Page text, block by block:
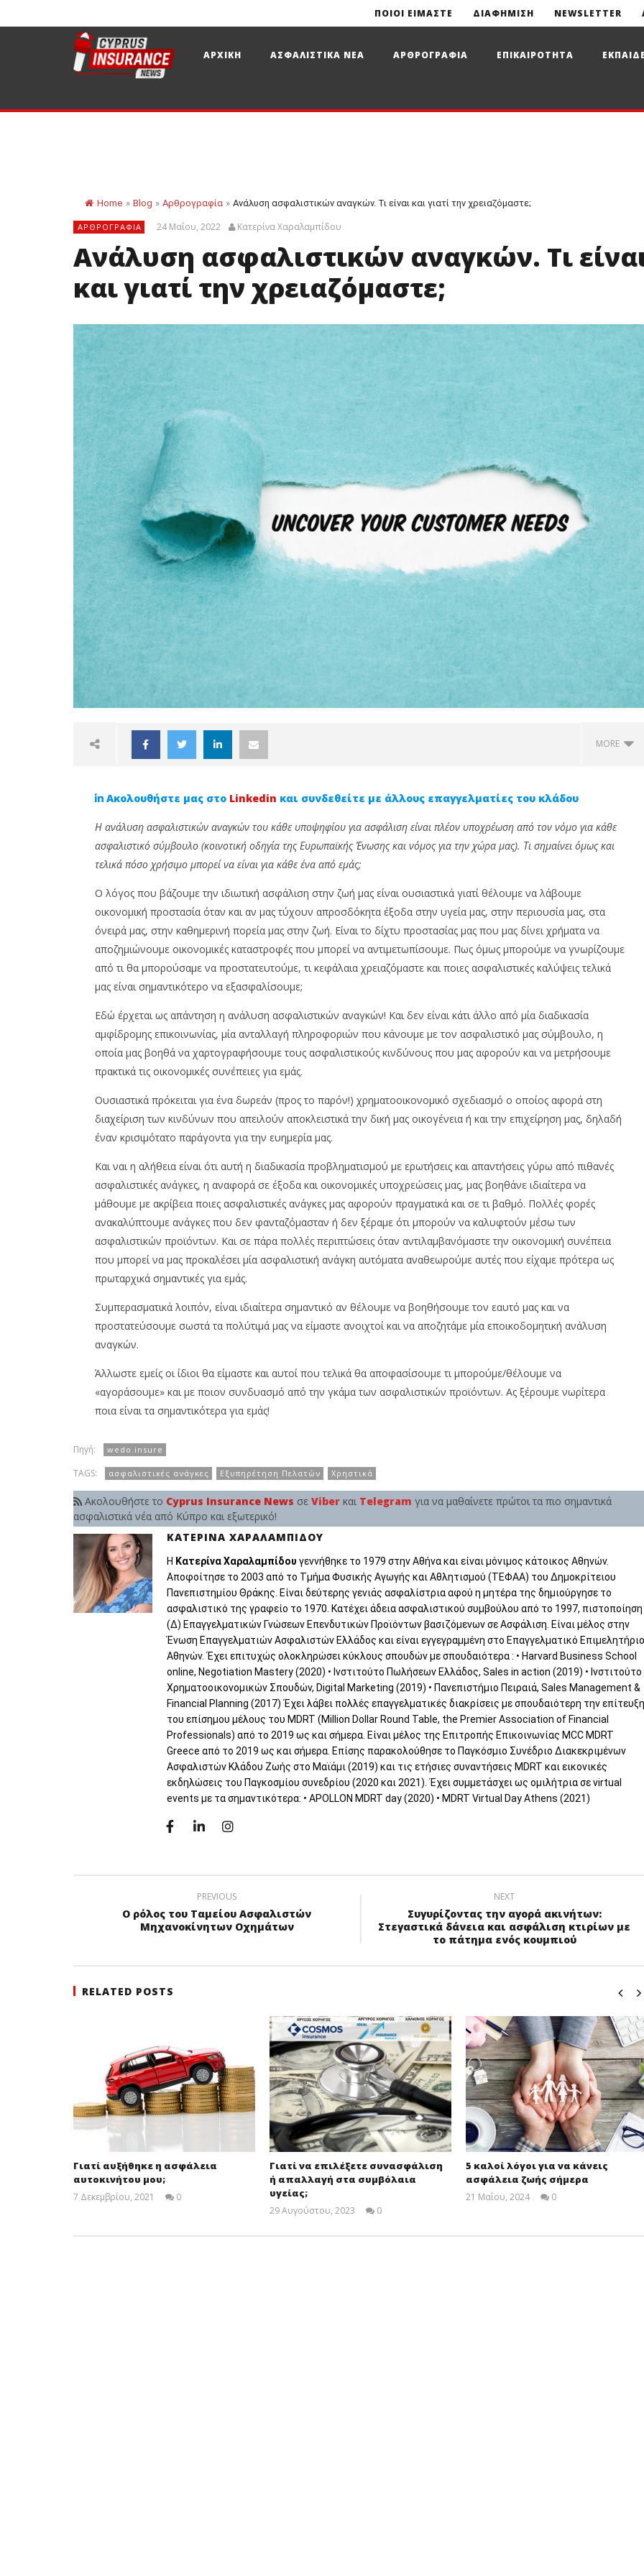
ΠΟΙΟΙ ΕΙΜΑΣΤΕ ΔΙΑΦΗΜΙΣΗ NEWSLETTER
ΑΡΧΙΚΗ ΑΣΦΑΛΙΣΤΙΚΑ ΝΕΑ ΑΡΘΡΟΓΡΑΦΙΑ ΕΠΙΚΑΙΡΟΤΗΤΑ
Home » Blog » Αρθρογραφία » Ανάλυση ασφαλιστικών αναγκών. Τι είναι και γιατί την χρειαζόμαστε;
ΑΡΘΡΟΓΡΑΦΊΑ 24 Μαΐου, 2022 Κατερίνα Χαραλαμπίδου
Ανάλυση ασφαλιστικών αναγκών. Τι
και γιατί την χρειαζόμαστε;
MORE
NOW VIEWING
Ανάλυση ασφαλιστικών
αναγκών. Τι είναι και γιατί την
χρειαζόμαστε;
24
Μαΐου,
2022
Κατερίνα
Χαραλαμπίδου
Από σύμβουλος σε αυθεντία:
Το Cyprus Insurance News
ενδυναμώνει την
επαγγελματική σας εικόνα
24
Μαΐου,
Κατερίνα
Χαραλαμπίδου
Insurance Trust Debt: Ονομάζω
το χρέος που η ασφαλιστική
αγορά δεν μετρά ακόμη
24
Μαΐου,
Χαραλαμπίδου
Ακολουθήστε μας στο Linkedin και συνδεθείτε με άλλους επαγγελματίες του κλάδου
Η ανάλυση ασφαλιστικών αναγκών του κάθε υποψηφίου για ασφάλιση είναι πλέον υποχρέωση από τον νόμο για κάθε
ασφαλιστικό σύμβουλο (κοινοτική οδηγία της Ευρωπαϊκής Ένωσης και νόμος για την χώρα μας). Τι σημαίνει όμως και
τελικά πόσο χρήσιμο μπορεί να είναι για κάθε ένα από εμάς;
Ο λόγος που βάζουμε την ιδιωτική ασφάλιση στην ζωή μας είναι ουσιαστικά γιατί θέλουμε να λάβουμε
οικονομική προστασία όταν και αν μας τύχουν απροσδόκητα έξοδα στην υγεία μας, στην περιουσία μας, στα
όνειρά μας, στην καθημερινή πορεία μας στην ζωή. Είναι το δίχτυ προστασίας μας που μας δίνει χρήματα να
αποζημιώνουμε οικονομικές καταστροφές που μπορεί να αντιμετωπίσουμε. Πως όμως μπορούμε να γνωρίζουμε
από τι θα μπορούσαμε να προστατευτούμε, τι κεφάλαια χρειαζόμαστε και ποιες ασφαλιστικές καλύψεις τελικά
μας είναι σημαντικότερο να εξασφαλίσουμε;
Εδώ έρχεται ως απάντηση η ανάλυση ασφαλιστικών αναγκών! Και δεν είναι κάτι άλλο από μία διαδικασία
αμφίδρομης επικοινωνίας, μία ανταλλαγή πληροφοριών που κάνουμε με τον ασφαλιστικό μας σύμβουλο, η
οποία μας βοηθά να χαρτογραφήσουμε τους ασφαλιστικούς κινδύνους που μας αφορούν και να μετρήσουμε
πρακτικά τις οικονομικές συνέπειες για εμάς.
Ουσιαστικά πρόκειται για ένα δωρεάν (προς το παρόν!) χρηματοοικονομικό σχεδιασμό ο οποίος αφορά στη
διαχείριση των κινδύνων που απειλούν αποκλειστικά την δική μας οικογένεια ή και την επιχείρηση μας, δηλαδή
έναν κρισιμότατο παράγοντα για την ευημερία μας.
Και ναι η αλήθεια είναι ότι αυτή η διαδικασία προβληματισμού με ερωτήσεις και απαντήσεις γύρω από πιθανές
ασφαλιστικές ανάγκες, η αναφορά σε έξοδα και οικονομικές υποχρεώσεις μας, μας βοηθάνε ιδιαίτερα να
μάθουμε με ακρίβεια ποιες ασφαλιστικές ανάγκες μας αφορούν πραγματικά και σε τι βαθμό. Πολλές φορές
ανακαλύπτουμε ανάγκες που δεν φανταζόμασταν ή δεν ξέραμε ότι μπορούν να καλυφτούν μέσω των
ασφαλιστικών προϊόντων. Και σε πάρα πολλές περιπτώσεις όταν αντιλαμβανόμαστε την οικονομική συνέπεια
που μπορεί να μας προκαλέσει μία ασφαλιστική ανάγκη αυτόματα αναθεωρούμε αυτές που είχαμε πρότερα ως
πρωταρχικά σημαντικές για εμάς.
Συμπερασματικά λοιπόν, είναι ιδιαίτερα σημαντικό αν θέλουμε να βοηθήσουμε τον εαυτό μας και να
προστατεύσουμε σωστά τα πολύτιμά μας να είμαστε ανοιχτοί και να αποζητάμε μία εποικοδομητική ανάλυση
αναγκών.
Άλλωστε εμείς οι ίδιοι θα είμαστε και αυτοί που τελικά θα αποφασίσουμε τι μπορούμε/θέλουμε να
«αγοράσουμε» και με ποιον συνδυασμό από την γκάμα των ασφαλιστικών προϊόντων. Ας ξέρουμε νωρίτερα
ποια είναι τα σημαντικότερα για εμάς!
Πηγή: wedo.insure
TAGS: ασφαλιστικές ανάγκες Εξυπηρέτηση Πελατών Χρηστικά
Ακολουθήστε το Cyprus Insurance News σε Viberκαι Telegram για να μαθαίνετε πρώτοι τα πιο σημαντικά
ασφαλιστικά νέα από Κύπρο και εξωτερικό!
ΚΑΤΕΡΊΝΑ ΧΑΡΑΛΑΜΠΊΔΟΥ
Η Κατερίνα Χαραλαμπίδου γεννήθηκε το 1979 στην Αθήνα και είναι μόνιμος κάτοικος Αθηνών.
Αποφοίτησε το 2003 από το Τμήμα Φυσικής Αγωγής και Αθλητισμού (ΤΕΦΑΑ) του Δημοκρίτειου
Πανεπιστημίου Θράκης. Είναι δεύτερης γενιάς ασφαλίστρια αφού η μητέρα της δημιούργησε το
ασφαλιστικό της γραφείο το 1970. Κατέχει άδεια ασφαλιστικού συμβούλου από το 1997, πιστοποίηση
(Δ) Επαγγελματικών Γνώσεων Επενδυτικών Προϊόντων βασιζόμενων σε Ασφάλιση. Είναι μέλος στην
Ένωση Επαγγελματιών Ασφαλιστών Ελλάδος και είναι εγγεγραμμένη στο Επαγγελματικό Επιμελητήριο
Αθηνών. Έχει επιτυχώς ολοκληρώσει κύκλους σπουδών με σπουδαιότερα : • Harvard Business School
online, Negotiation Mastery (2020) • Ινστιτούτο Πωλήσεων Ελλάδος, Sales in action (2019) • Ινστιτούτο
Χρηματοοικονομικών Σπουδών, Digital Marketing (2019) • Πανεπιστήμιο Πειραιά, Sales Management &
Financial Planning (2017) Έχει λάβει πολλές επαγγελματικές διακρίσεις με σπουδαιότερη την επίτευξη
του επίσημου μέλους του MDRT (Million Dollar Round Table, the Premier Association of Financial
Professionals) από το 2019 ως και σήμερα. Είναι μέλος της Επιτροπής Επικοινωνίας MCC MDRT
Greece από το 2019 ως και σήμερα. Επίσης παρακολούθησε το Παγκόσμιο Συνέδριο Διακεκριμένων
Ασφαλιστών Κλάδου Ζωής στο Μαϊάμι (2019) και τις ετήσιες συναντήσεις MDRT και εικονικές
εκδηλώσεις του Παγκοσμίου συνεδρίου (2020 και 2021). Έχει συμμετάσχει ως ομιλήτρια σε virtual
events με τα σημαντικότερα: • APOLLON MDRT day (2020) • MDRT Virtual Day Athens (2021)
PREVIOUS
Ο ρόλος του Ταμείου Ασφαλιστών
Μηχανοκίνητων Οχημάτων
NEXT
Συγυρίζοντας την αγορά ακινήτων:
Στεγαστικά δάνεια και ασφάλιση κτιρίων με
το πάτημα ενός κουμπιού
RELATED POSTS
Γιατί αυξήθηκε η ασφάλεια
αυτοκινήτου μου;
7 Δεκεμβρίου, 2021
0
Γιατί να επιλέξετε συνασφάλιση
ή απαλλαγή στα συμβόλαια
υγείας;
29 Αυγούστου, 2023
Insurance
0
5 καλοί λόγοι για να κάνεις
ασφάλεια ζωής σήμερα
21 Μαΐου, 2024
0